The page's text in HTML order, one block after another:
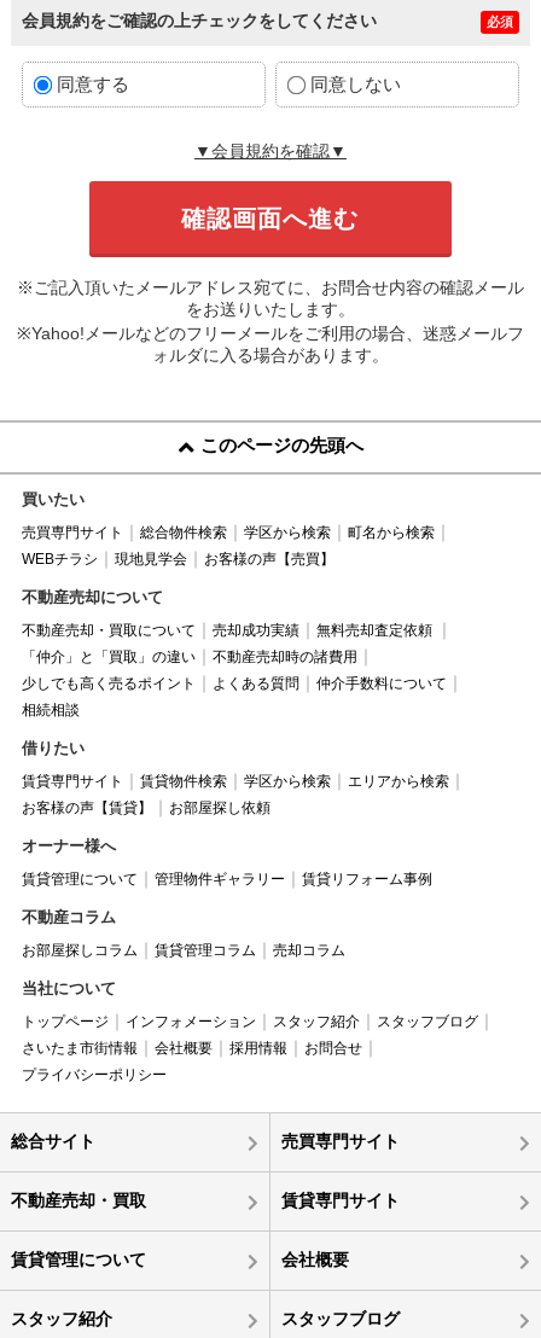
会員規約をご確認の上チェックをしてください 必須
同意する 同意しない
▼会員規約を確認▼
※ご記入頂いたメールアドレス宛てに、お問合せ内容の確認メール
をお送りいたします。
※Yahoo!メールなどのフリーメールをご利用の場合、迷惑メールフ
ォルダに入る場合があります。
このページの先頭へ
買いたい
売買専門サイト 総合物件検索 学区から検索
町名から検索
WEBチラシ
現地見学会 お客様の声【売買】
不動産売却について
不動産売却・買取について 売却成功実績
無料売却査定依頼
「仲介」と「買取」の違い
不動産売却時の諸費用
少しでも高く売るポイント
よくある質問
仲介手数料について
相続相談
借りたい
賃貸専門サイト 賃貸物件検索 学区から検索
エリアから検索
お客様の声【賃貸】
お部屋探し依頼
オーナー様へ
賃貸管理について 管理物件ギャラリー 賃貸リフォーム事例
不動産コラム
お部屋探しコラム 賃貸管理コラム 売却コラム
当社について
トップページ インフォメーション スタッフ紹介
スタッフブログ
さいたま市街情報
会社概要 採用情報
お問合せ
プライバシーポリシー
総合サイト 売買専門サイト
不動産売却・買取 賃貸専門サイト
賃貸管理について 会社概要
スタッフ紹介 スタッフブログ